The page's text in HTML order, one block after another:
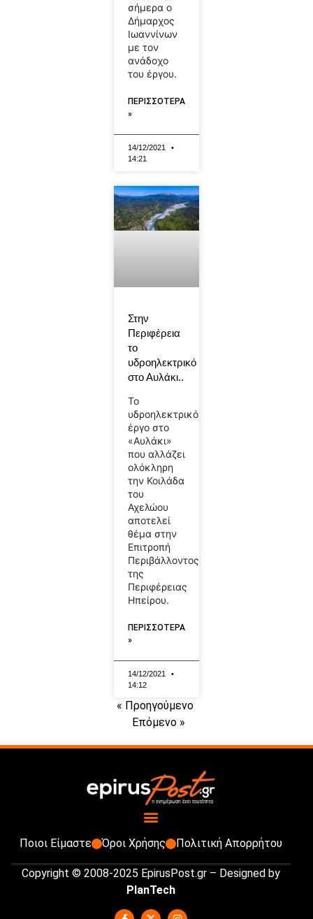
σήμερα ο
Δήμαρχος
Ιωαννίνων
με τον
ανάδοχο
του έργου.
ΠΕΡΙΣΣΟΤΕΡΑ
»
14/12/2021
14:21
Στην
Περιφέρεια
το
υδροηλεκτρικό
στο Αυλάκι..
Το
υδροηλεκτρικό
έργο στο
«Αυλάκι»
που αλλάζει
ολόκληρη
την Κοιλάδα
του
Αχελώου
αποτελεί
θέμα στην
Επιτροπή
Περιβάλλοντος
της
Περιφέρειας
Ηπείρου.
ΠΕΡΙΣΣΟΤΕΡΑ
»
14/12/2021
14:12
« Προηγούμενο
Επόμενο »
Ποιοι Είμαστε Όροι Χρήσης Πολιτική Απορρήτου
Copyright © 2008-2025 EpirusPost.gr – Designed by
PlanTech